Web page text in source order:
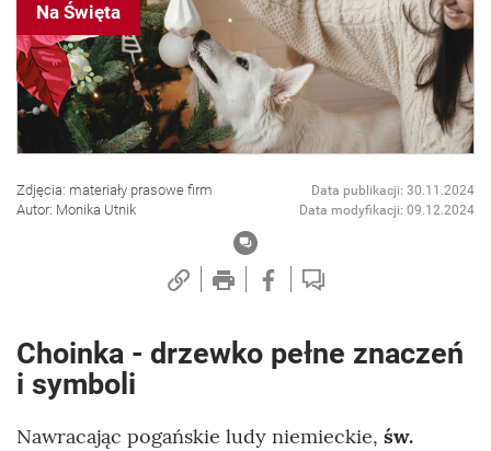
Na Święta
Zdjęcia: materiały prasowe firm
Autor: Monika Utnik
Data publikacji: 30.11.2024
Data modyfikacji: 09.12.2024
Choinka - drzewko pełne znaczeń
i symboli
Nawracając pogańskie ludy niemieckie, św.